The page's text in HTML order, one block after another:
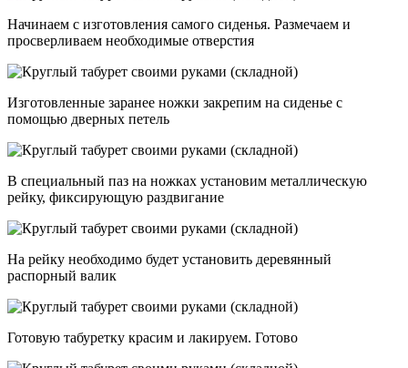
Начинаем с изготовления самого сиденья. Размечаем и
просверливаем необходимые отверстия
Изготовленные заранее ножки закрепим на сиденье с
помощью дверных петель
В специальный паз на ножках установим металлическую
рейку, фиксирующую раздвигание
На рейку необходимо будет установить деревянный
распорный валик
Готовую табуретку красим и лакируем. Готово